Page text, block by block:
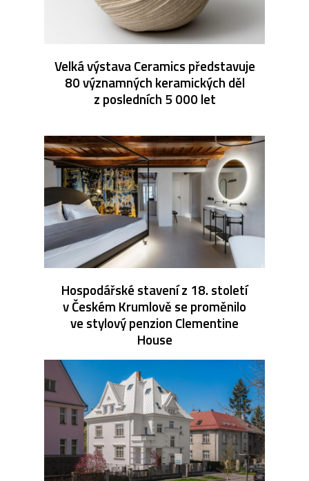
Velká výstava Ceramics představuje
80 významných keramických děl
z posledních 5 000 let
Hospodářské stavení z 18. století
v Českém Krumlově se proměnilo
ve stylový penzion Clementine
House